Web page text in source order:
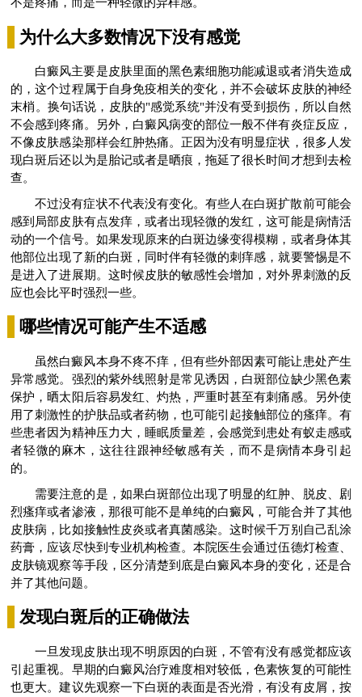
为什么大多数情况下没有感觉
白癜风主要是皮肤里面的黑色素细胞功能减退或者消失造成
的，这个过程属于自身免疫相关的变化，并不会破坏皮肤的神经
末梢。换句话说，皮肤的"感觉系统"并没有受到损伤，所以自然
不会感到疼痛。另外，白癜风病变的部位一般不伴有炎症反应，
不像皮肤感染那样会红肿热痛。正因为没有明显症状，很多人发
现白斑后还以为是胎记或者是晒痕，拖延了很长时间才想到去检
查。
不过没有症状不代表没有变化。有些人在白斑扩散前可能会
感到局部皮肤有点发痒，或者出现轻微的发红，这可能是病情活
动的一个信号。如果发现原来的白斑边缘变得模糊，或者身体其
他部位出现了新的白斑，同时伴有轻微的刺痒感，就要警惕是不
是进入了进展期。这时候皮肤的敏感性会增加，对外界刺激的反
应也会比平时强烈一些。
哪些情况可能产生不适感
虽然白癜风本身不疼不痒，但有些外部因素可能让患处产生
异常感觉。强烈的紫外线照射是常见诱因，白斑部位缺少黑色素
保护，晒太阳后容易发红、灼热，严重时甚至有刺痛感。另外使
用了刺激性的护肤品或者药物，也可能引起接触部位的瘙痒。有
些患者因为精神压力大，睡眠质量差，会感觉到患处有蚁走感或
者轻微的麻木，这往往跟神经敏感有关，而不是病情本身引起
的。
需要注意的是，如果白斑部位出现了明显的红肿、脱皮、剧
烈瘙痒或者渗液，那很可能不是单纯的白癜风，可能合并了其他
皮肤病，比如接触性皮炎或者真菌感染。这时候千万别自己乱涂
药膏，应该尽快到专业机构检查。本院医生会通过伍德灯检查、
皮肤镜观察等手段，区分清楚到底是白癜风本身的变化，还是合
并了其他问题。
发现白斑后的正确做法
一旦发现皮肤出现不明原因的白斑，不管有没有感觉都应该
引起重视。早期的白癜风治疗难度相对较低，色素恢复的可能性
也更大。建议先观察一下白斑的表面是否光滑，有没有皮屑，按